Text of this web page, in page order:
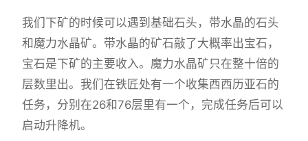
我们下矿的时候可以遇到基础石头，带水晶的石头
和魔力水晶矿。带水晶的矿石敲了大概率出宝石，
宝石是下矿的主要收入。魔力水晶矿只在整十倍的
层数里出。我们在铁匠处有一个收集西西历亚石的
任务，分别在26和76层里有一个，完成任务后可以
启动升降机。